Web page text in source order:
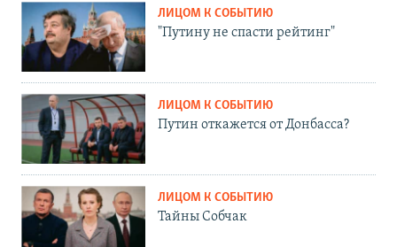
ЛИЦОМ К СОБЫТИЮ
"Путину не спасти рейтинг"
ЛИЦОМ К СОБЫТИЮ
Путин откажется от Донбасса?
ЛИЦОМ К СОБЫТИЮ
Тайны Собчак